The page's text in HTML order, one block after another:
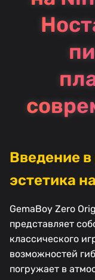
Введение
эстетика
GemaBoy Zero
представляет
классического
возможностей
погружает в